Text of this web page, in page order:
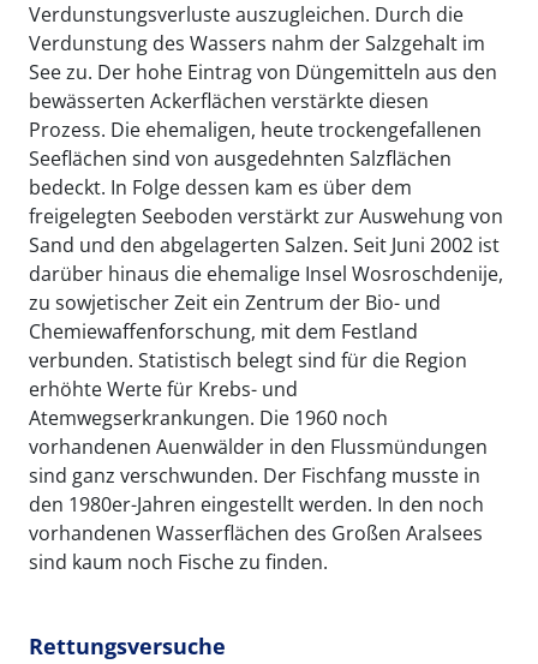
Verdunstungsverluste auszugleichen. Durch die
Verdunstung des Wassers nahm der Salzgehalt im
See zu. Der hohe Eintrag von Düngemitteln aus den
bewässerten Ackerflächen verstärkte diesen
Prozess. Die ehemaligen, heute trockengefallenen
Seeflächen sind von ausgedehnten Salzflächen
bedeckt. In Folge dessen kam es über dem
freigelegten Seeboden verstärkt zur Auswehung von
Sand und den abgelagerten Salzen. Seit Juni 2002 ist
darüber hinaus die ehemalige Insel Wosroschdenije,
zu sowjetischer Zeit ein Zentrum der Bio- und
Chemiewaffenforschung, mit dem Festland
verbunden. Statistisch belegt sind für die Region
erhöhte Werte für Krebs- und
Atemwegserkrankungen. Die 1960 noch
vorhandenen Auenwälder in den Flussmündungen
sind ganz verschwunden. Der Fischfang musste in
den 1980er-Jahren eingestellt werden. In den noch
vorhandenen Wasserflächen des Großen Aralsees
sind kaum noch Fische zu finden.
Rettungsversuche